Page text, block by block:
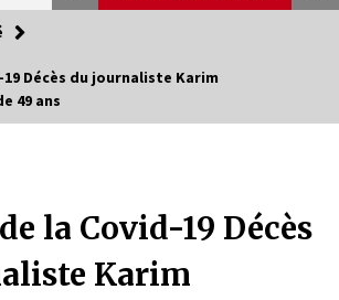
nous
Magie de sorcier
4 ans ago
Décès du journaliste Karim
49 ans
la Covid-19 Décès
Karim